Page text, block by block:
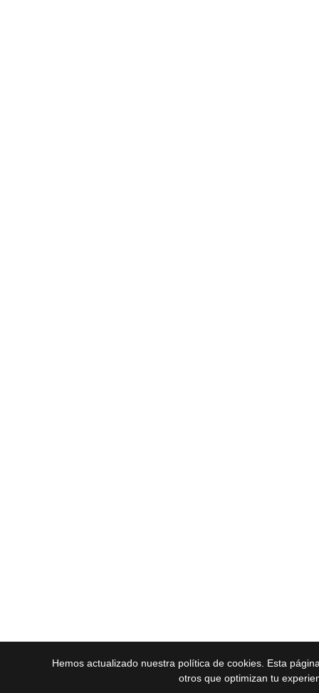
Hemos actualizado nuestra política de cookies. Esta
otros que optimizan tu